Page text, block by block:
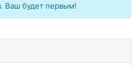
Ваш будет первым!